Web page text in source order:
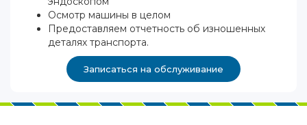
Осмотр машины в целом
Предоставляем отчетность об изношенных
деталях транспорта.
Записаться на обслуживание